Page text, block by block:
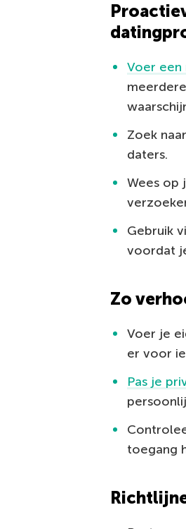
Voer
Zoek
daters.
Wees op
Gebruik
voordat
Zo
Voer je
er voor
Pas je
toegang